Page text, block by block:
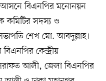
আসনে বিএনপির মনোনয়ন
কমিটির সদস্য ও
শেখ মো. আবদুল্লাহ।
কেন্দ্রীয়
আলী, জেলা বিএনপির